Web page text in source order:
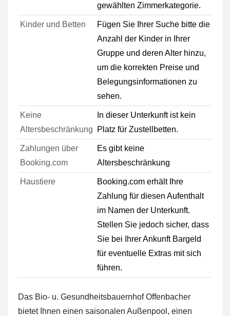
gewählten Zimmerkategorie.
Kinder und Betten
Fügen Sie Ihrer Suche bitte die
Anzahl der Kinder in Ihrer
Gruppe und deren Alter hinzu,
um die korrekten Preise und
Belegungsinformationen zu
sehen.
Keine
Altersbeschränkung
In dieser Unterkunft ist kein
Platz für Zustellbetten.
Zahlungen über
Booking.com
Es gibt keine
Altersbeschränkung
Haustiere
Booking.com erhält Ihre
Zahlung für diesen Aufenthalt
im Namen der Unterkunft.
Stellen Sie jedoch sicher, dass
Sie bei Ihrer Ankunft Bargeld
für eventuelle Extras mit sich
führen.
Das Bio- u. Gesundheitsbauernhof Offenbacher
bietet Ihnen einen saisonalen Außenpool, einen